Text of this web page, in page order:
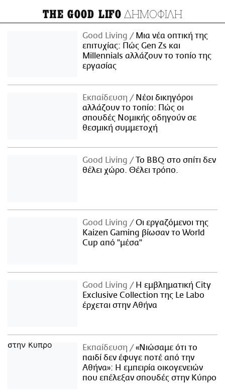
THE GOOD LIFO ΔΗΜΟΦΙΛΗ
Good Living
Μια νέα οπτική της
επιτυχίας: Πώς Gen Zs και
Millennials αλλάζουν το τοπίο της
εργασίας
Εκπαίδευση
Νέοι δικηγόροι
αλλάζουν το τοπίο: Πώς οι
σπουδές Νομικής οδηγούν σε
θεσμική συμμετοχή
Good Living
Το BBQ στο σπίτι δεν
θέλει χώρο. Θέλει τρόπο.
Good Living
Οι εργαζόμενοι της
Kaizen Gaming βίωσαν το World
Cup από "μέσα"
Good Living
Η εμβληματική City
Exclusive Collection της Le Labo
έρχεται στην Αθήνα
Εκπαίδευση
«Νιώσαμε ότι το
παιδί δεν έφυγε ποτέ από την
Αθήνα»: Η εμπειρία οικογενειών
που επέλεξαν σπουδές στην Κύπρο